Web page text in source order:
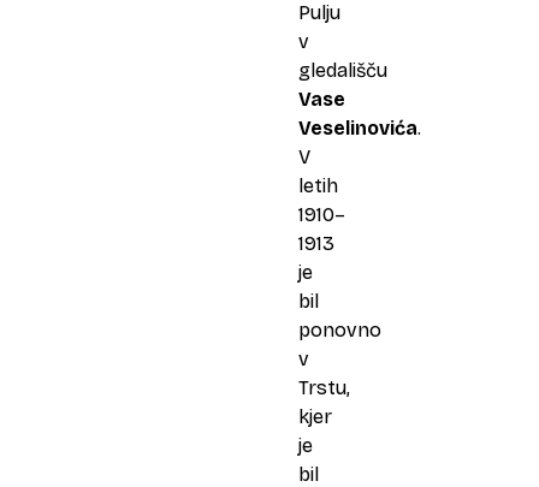
Pulju
v
gledališču
Vase
Veselinovića.
V
letih
1910–
1913
je
bil
ponovno
v
Trstu,
kjer
je
bil